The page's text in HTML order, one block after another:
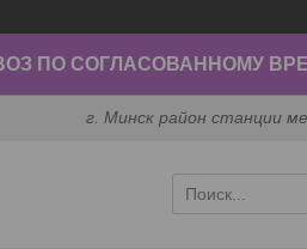
ПО СОГЛАСОВАННОМУ
г. Минск район станции